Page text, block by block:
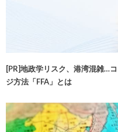
[PR]地政学リスク、港湾混雑…
ジ方法「FFA」とは